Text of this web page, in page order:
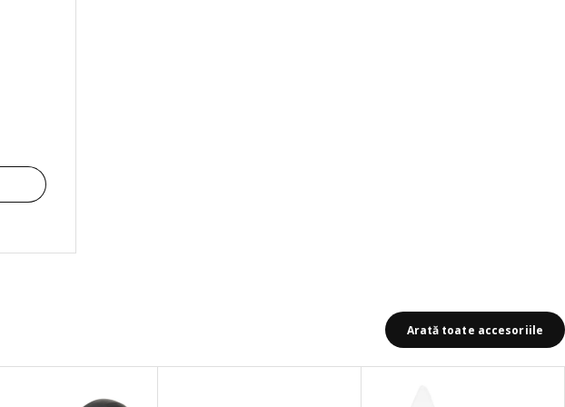
Arată toate accesoriile